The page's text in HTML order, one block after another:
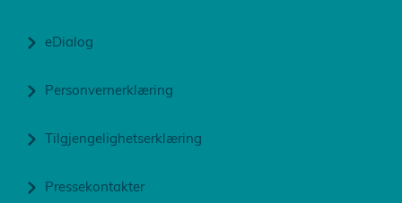
eDialog
Personvernerklæring
Tilgjengelighetserklæring
Pressekontakter